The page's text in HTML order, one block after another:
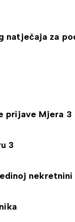
natječaja za
prijave Mjera 3
3
nekretnini